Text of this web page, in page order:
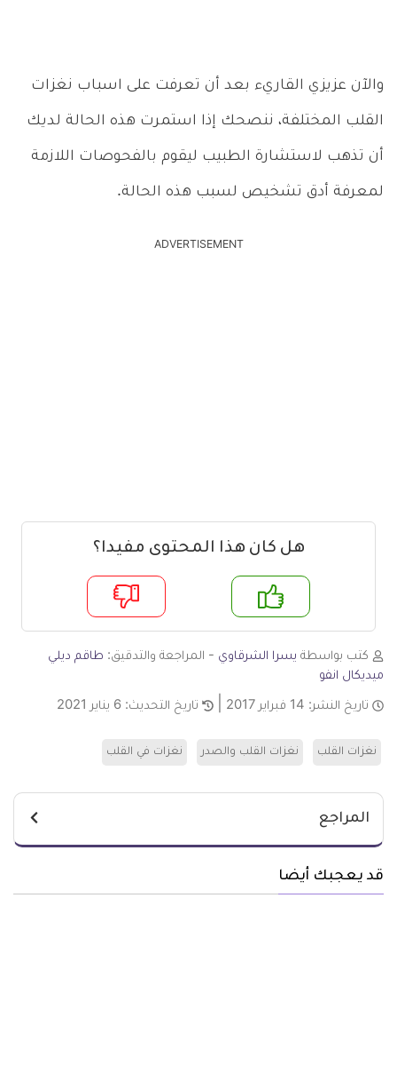
والآن عزيزي القاريء بعد أن تعرفت على اسباب نغزات
القلب المختلفة، ننصحك إذا استمرت هذه الحالة لديك
أن تذهب لاستشارة الطبيب ليقوم بالفحوصات اللازمة
لمعرفة أدق تشخيص لسبب هذه الحالة.
ADVERTISEMENT
هل كان هذا المحتوى مفيدا؟
لا
كتب بواسطة يسرا الشرقاوي - المراجعة والتدقيق: طاقم ديلي
ميديكال انفو
تاريخ النشر: 14 فبراير 2017 تاريخ التحديث: 6 يناير 2021
نغزات القلب نغزات القلب والصدر نغزات في القلب
المراجع
قد يعجبك أيضا